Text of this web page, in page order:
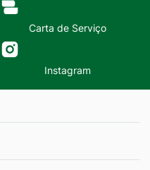
Carta de Serviço
Instagram